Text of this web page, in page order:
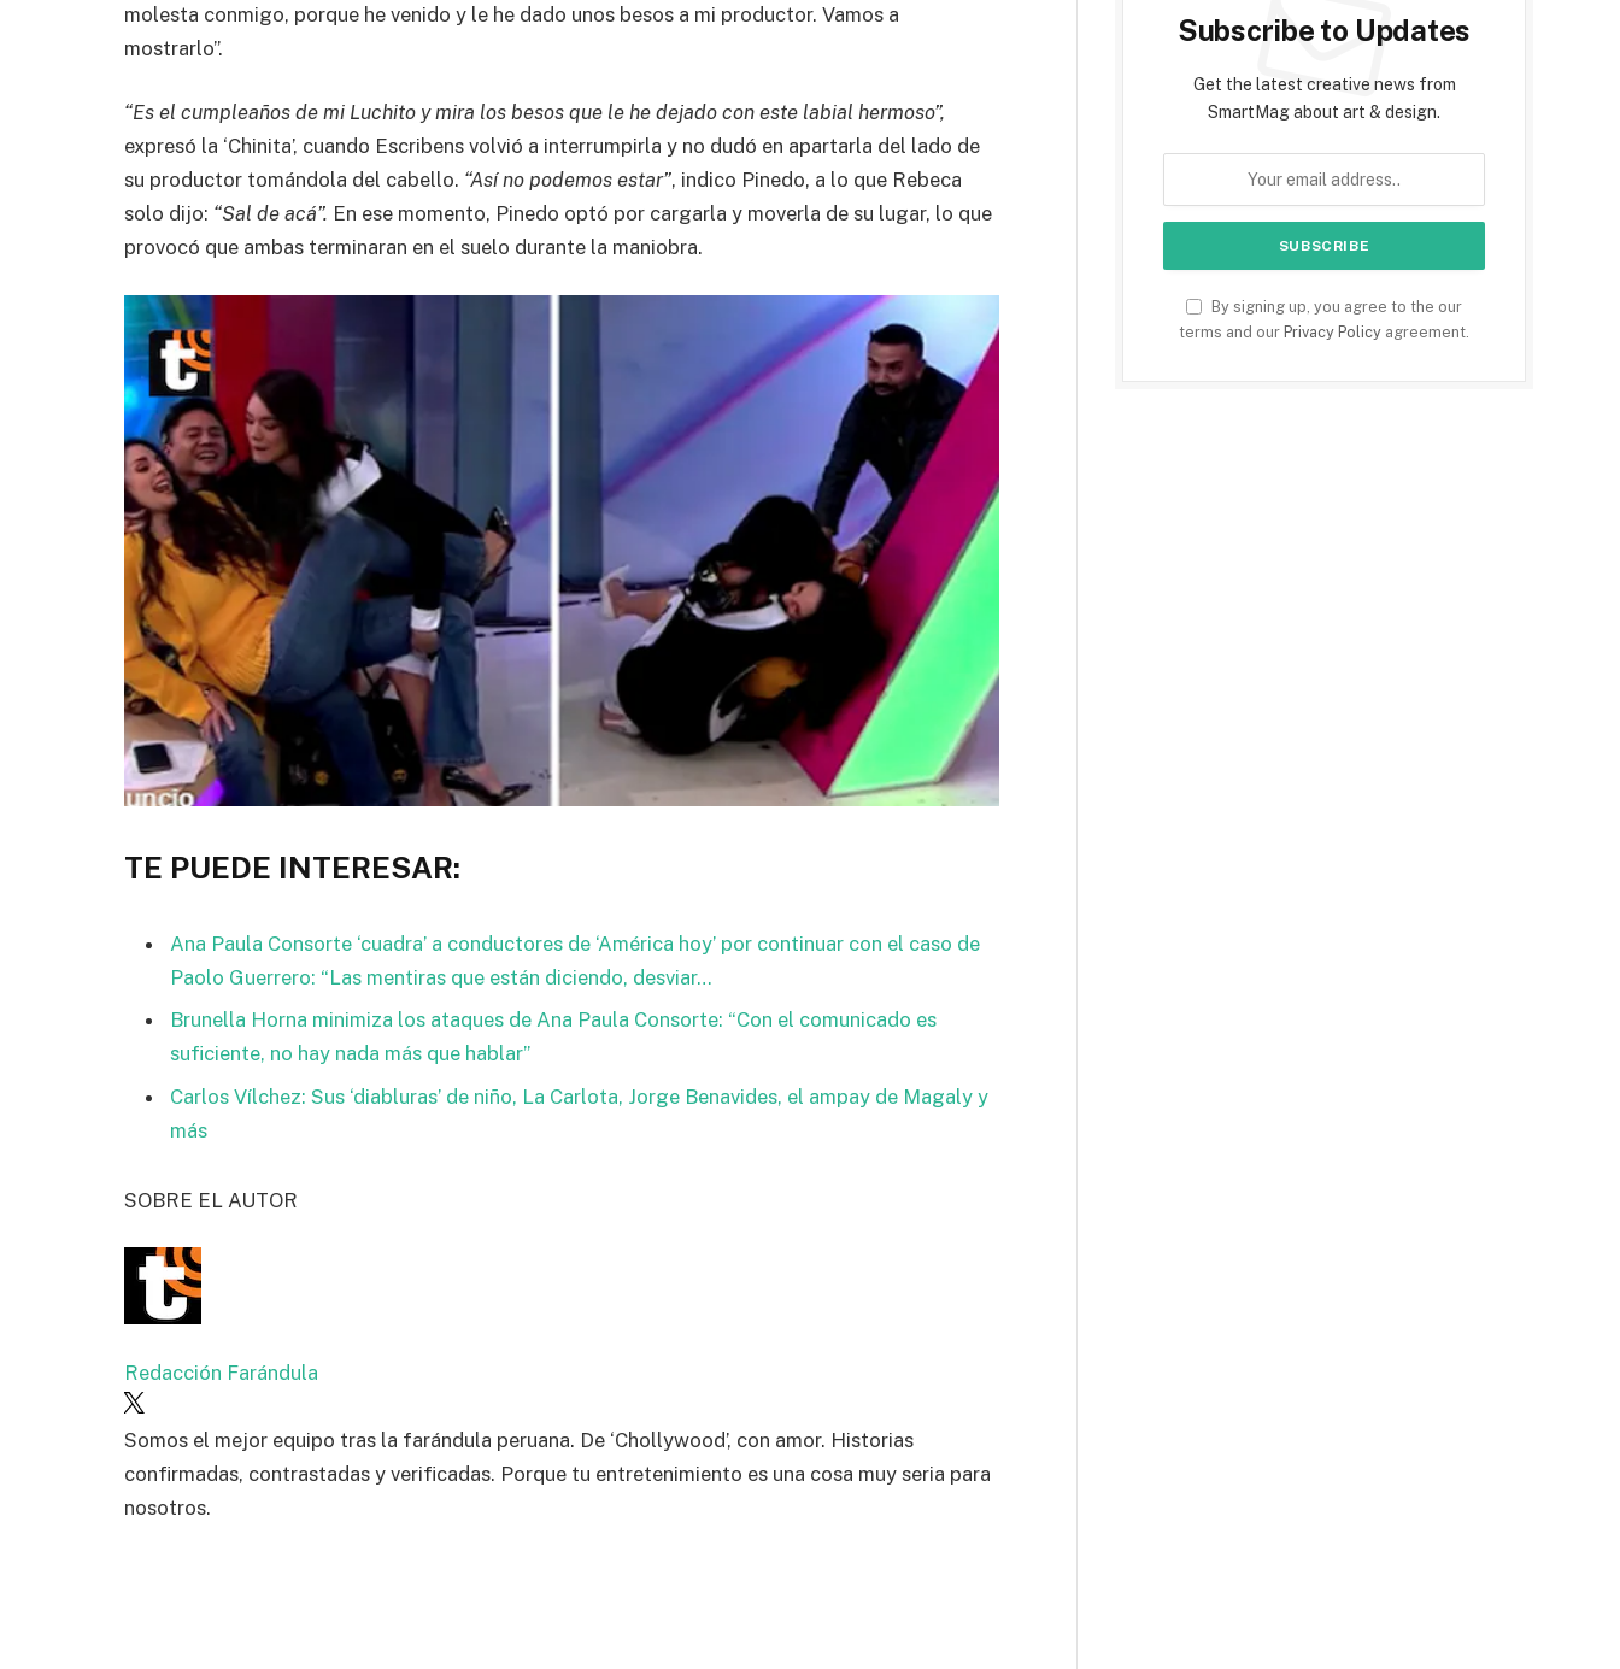
molesta conmigo, porque he venido y le he dado unos besos a mi productor. Vamos a
mostrarlo”.
“Es el cumpleaños de mi Luchito y mira los besos que le he dejado con este labial hermoso”,
expresó la ‘Chinita’, cuando Escribens volvió a interrumpirla y no dudó en apartarla del lado de
su productor tomándola del cabello. “Así no podemos estar”, indico Pinedo, a lo que Rebeca
solo dijo: “Sal de acá”. En ese momento, Pinedo optó por cargarla y moverla de su lugar, lo que
provocó que ambas terminaran en el suelo durante la maniobra.
TE PUEDE INTERESAR:
Ana Paula Consorte ‘cuadra’ a conductores de ‘América hoy’ por continuar con el caso de
Paolo Guerrero: “Las mentiras que están diciendo, desviar…
Brunella Horna minimiza los ataques de Ana Paula Consorte: “Con el comunicado es
suficiente, no hay nada más que hablar”
Carlos Vílchez: Sus ‘diabluras’ de niño, La Carlota, Jorge Benavides, el ampay de Magaly y
más
SOBRE EL AUTOR
Redacción Farándula
Somos el mejor equipo tras la farándula peruana. De ‘Chollywood’, con amor. Historias
confirmadas, contrastadas y verificadas. Porque tu entretenimiento es una cosa muy seria para
nosotros.
Subscribe to Updates
Get the latest creative news from
SmartMag about art & design.
By signing up, you agree to the our
terms and our Privacy Policy agreement.